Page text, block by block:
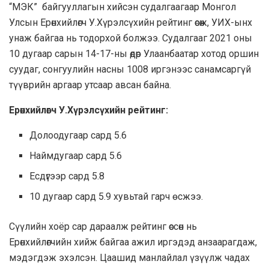
“МЭК” байгууллагын хийсэн судалгаагаар Монгол
Улсын Ерөнхийлөгч У.Хүрэлсүхийн рейтинг өсөж, УИХ-ынх
унаж байгаа нь тодорхой болжээ. Судалгааг 2021 оны
10 дугаар сарын 14-17-ны өдөр Улаанбаатар хотод оршин
суудаг, сонгуулийн насны 1008 иргэнээс санамсаргүй
түүврийн аргаар утсаар авсан байна.
Ерөнхийлөгч У.Хүрэлсүхийн рейтинг:
Долоодугаар сард 5.6
Наймдугаар сард 5.6
Есдүгээр сард 5.8
10 дугаар сард 5.9 хувьтай гарч өсжээ.
Сүүлийн хоёр сар дараалж рейтинг өссөн нь
Ерөнхийлөгчийн хийж байгаа ажил иргэдэд анзаарагдаж,
мэдэгдэж эхэлсэн. Цаашид манлайлал үзүүлж чадах